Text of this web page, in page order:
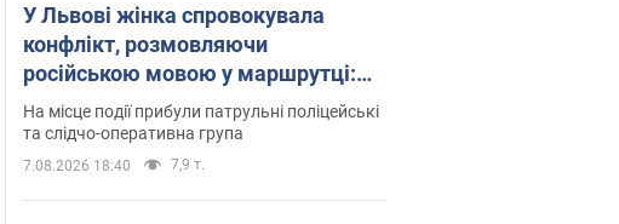
У Львові жінка спровокувала
конфлікт, розмовляючи
російською мовою у маршрутці:
поліція склала адмінпротокол.
Відео
На місце події прибули патрульні поліцейські
та слідчо-оперативна група
7.08.2026 18:40 7,9 т.